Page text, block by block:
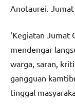
Anotaurei.
‘Kegiatan Jumat
mendengar
warga, saran,
gangguan
tinggal